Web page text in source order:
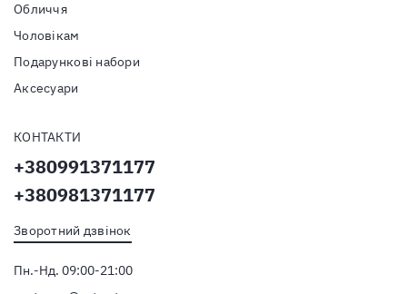
Обличчя
Чоловікам
Подарункові набори
Аксесуари
КОНТАКТИ
+380991371177
+380981371177
Зворотний дзвінок
Пн.-Нд. 09:00-21:00